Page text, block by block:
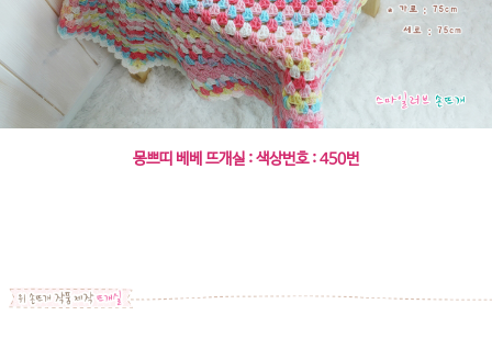
몽쁘띠 베베 뜨개실 : 색상번호 : 450번